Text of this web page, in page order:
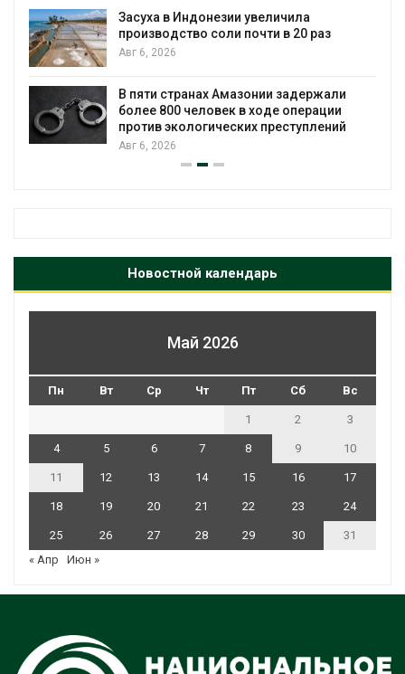
Засуха в Индонезии увеличила
производство соли почти в 20 раз
Авг 6, 2026
В пяти странах Амазонии задержали
более 800 человек в ходе операции
против экологических преступлений
Авг 6, 2026
Новостной календарь
Май 2026
Пн Вт Ср Чт Пт Сб Вс
1 2 3
4 5 6 7 8 9 10
11 12 13 14 15 16 17
18 19 20 21 22 23 24
25 26 27 28 29 30
31
« Апр
Июн »